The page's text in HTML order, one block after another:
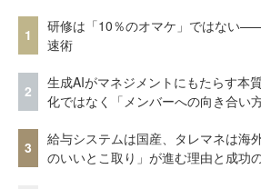
1
研修は「10％のオマケ」ではない
速術
2
生成AIがマネジメントにもたらす本
化ではなく「メンバーへの向き合い方
3
給与システムは国産、タレマネは
のいいとこ取り」が進む理由と成功